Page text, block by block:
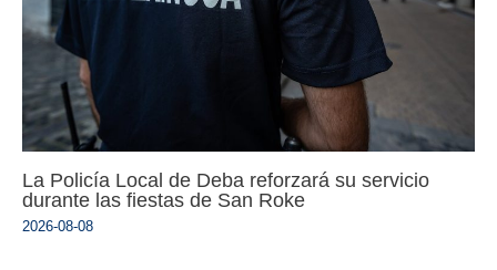
La Policía Local de Deba reforzará su servicio
durante las fiestas de San Roke
2026-08-08